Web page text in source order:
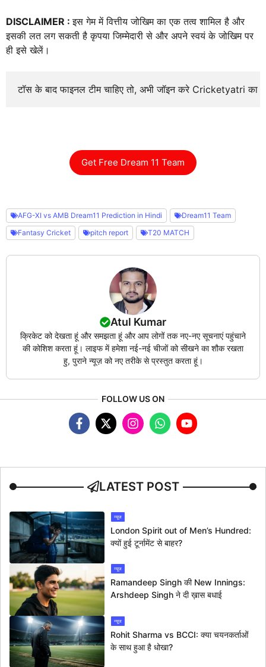
DISCLAIMER :इस गेम में वित्तीय जोखिम का एक तत्व शामिल है और
इसकी लत लग सकती है कृपया जिम्मेदारी से और अपने स्वयं के जोखिम पर
ही इसे खेलें।
टॉस के बाद फाइनल टीम चाहिए तो, अभी जॉइन करे Cricketyatri
Get Free Dream 11 Team
AFG-XI vs AMB Dream11 Prediction in Hindi
Dream11 Team
Fantasy Cricket
pitch report T20 MATCH
Atul Kumar
क्रिकेट को देखता हूं और समझता हूं और आप लोगों तक नए-नए सूचनाएं पहुंचाने
की कोशिश करता हूं। लाइफ में हमेशा नई-नई चीजों को सीखने का शौक रखता
हु, पुराने न्यूज़ को नए तरीके से प्रस्तुत करता हूं।
FOLLOW US ON
LATEST POST
न्यूज
London Spirit out of Men’s Hundred:
क्यों हुई टूर्नामेंट से बाहर?
न्यूज
Ramandeep Singh की New Innings:
Arshdeep Singh ने दी ख़ास बधाई
न्यूज
Rohit Sharma vs BCCI: क्या चयनकर्ताओं
के साथ हुआ है धोखा?